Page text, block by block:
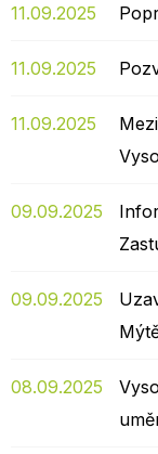
11.09.2025
11.09.2025
11.09.2025
09.09.2025
09.09.2025
08.09.2025